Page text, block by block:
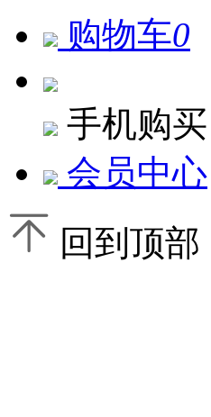
购物车0
手机购买
会员中心
回到顶部